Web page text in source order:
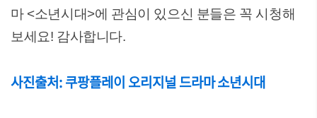
마 <소년시대>에 관심이 있으신 분들은 꼭 시청해
보세요! 감사합니다.
사진출처: 쿠팡플레이 오리지널 드라마 소년시대